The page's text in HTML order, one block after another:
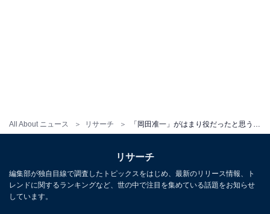
All About ニュース リサーチ 「岡田准一」がはまり役だったと思う映画ランキング！ 3位『永遠の0』を抑えた1位は？
リサーチ
編集部が独自目線で調査したトピックスをはじめ、最新のリリース情報、ト
レンドに関するランキングなど、世の中で注目を集めている話題をお知らせ
しています。